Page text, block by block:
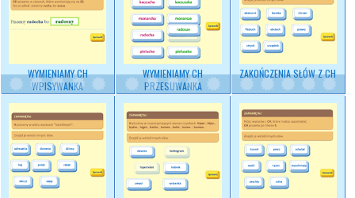
WYMIENIAMY CH
WPISYWANKA
WYMIENIAMY CH
PRZESUWANKA
ZAKOŃCZENIA SŁÓW Z CH